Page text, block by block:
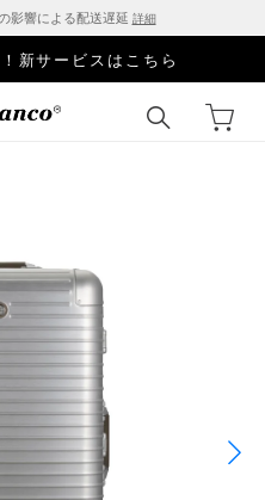
影響による配送遅延 詳細
新サービスはこちら